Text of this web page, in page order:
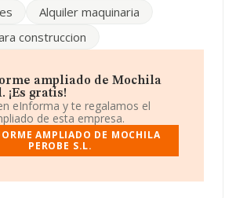
no tiene actividad en mercados
Perobe S.L, con NIF B11487659,
De Santa María, en Cádiz, Andalucía.
de la que dispone INFORMA
en el ámbito nacional la
la cifra de 21.890 millones de euros
la facturación de ventas entre todas
a los 1 millón de euros.
de datos de INFORMA aparecen 390
Alquiler maquinaria
construccion
ampliado de Mochila
¡Es gratis!
eInforma y te regalamos el
de esta empresa.
AMPLIADO DE MOCHILA
PEROBE S.L.